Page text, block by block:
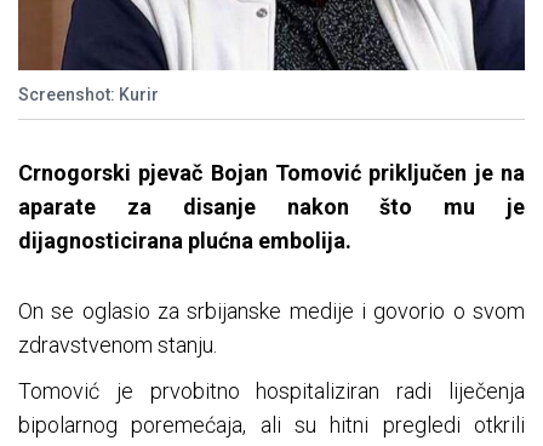
Screenshot: Kurir
Crnogorski pjevač Bojan Tomović priključen je na
aparate za disanje nakon što mu je
dijagnosticirana plućna embolija.
On se oglasio za srbijanske medije i govorio o svom
zdravstvenom stanju.
Tomović je prvobitno hospitaliziran radi liječenja
bipolarnog poremećaja, ali su hitni pregledi otkrili